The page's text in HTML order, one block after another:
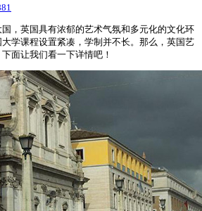
，英国具有浓郁的艺术气氛和多元化的文化环
学课程设置紧凑，学制并不长。那么，英国艺
面让我们看一下详情吧！